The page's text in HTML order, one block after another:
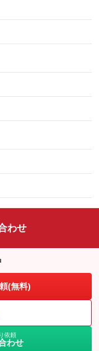
わせ
(無料)
依頼
わせ